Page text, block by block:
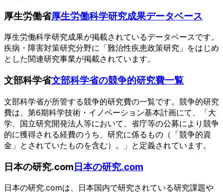
厚生労働省厚生労働科学研究成果データベース
厚生労働科学研究成果が掲載されているデータベースです。
疾病・障害対策研究分野に「難治性疾患政策研究」をはじめ
とした関連研究事業が掲載されています。
文部科学省文部科学省の競争的研究費一覧
文部科学省が所管する競争的研究費の一覧です。競争的研究
費は、第6期科学技術・イノベーション基本計画にて、「大
学、国立研究開発法人等において、省庁等の公募により競争
的に獲得される経費のうち、研究に係るもの（「競争的資
金」とされていたものを含む）。」と定義されています。
日本の研究.com日本の研究.com
日本の研究.comは、日本国内で研究されている研究課題や